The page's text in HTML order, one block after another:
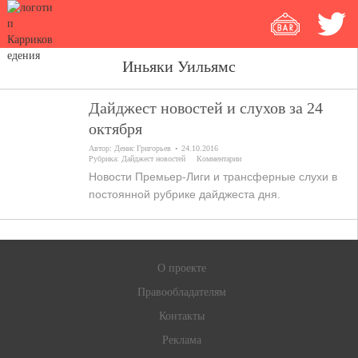
Иньяки Уильямс
Дайджест новостей и слухов за 24
октября
Автор: Денис Григорьев
24.10.2016
Рубрика: Дайджест новостей Комментарии
Новости Премьер-Лиги и трансферные слухи в
постоянной рубрике дайджеста дня.
О проекте
Правообладателям
Контакты
Реклама